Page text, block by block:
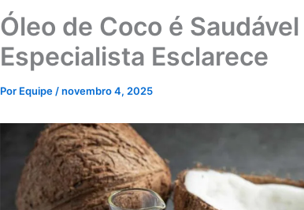
Óleo de Coco é
Especialista Esclarece
Por Equipe /novembro 4, 2025